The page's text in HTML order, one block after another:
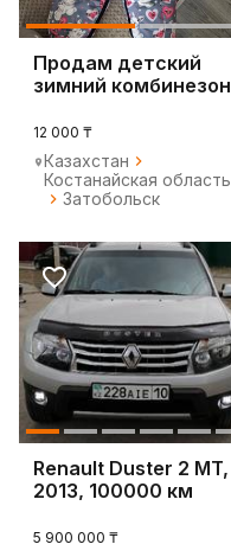
Продам детский
зимний комбинезон
12 000 ₸
Казахстан
Костанайская область
Затобольск
Renault Duster 2 MT,
2013, 100000 км
5 900 000 ₸